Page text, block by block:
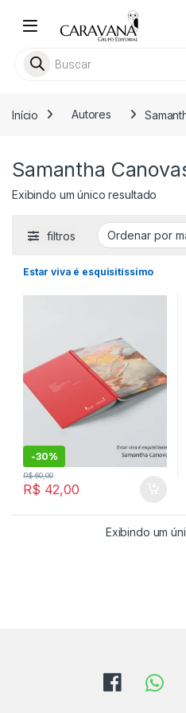
Pesquisar livros
Início Autores
Samantha
Exibindo um único resultado
filtros
Estar viva é esquisitíssimo
-30%
R$ 42,00
R$60,00
Exibindo um